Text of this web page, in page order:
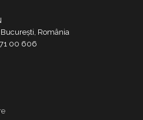
România
71 00 606